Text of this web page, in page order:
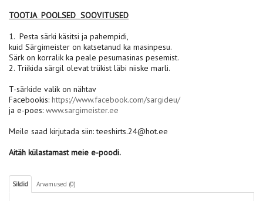
TOOTJA POOLSED SOOVITUSED
1. Pesta särki käsitsi ja pahempidi,
kuid Särgimeister on katsetanud ka masinpesu.
Särk on korralik ka peale pesumasinas pesemist.
2. Triikida särgil olevat trükist läbi niiske marli.
T-särkide valik on nähtav
Facebookis: https://www.facebook.com/sargideu/
ja e-poes: www.sargimeister.ee
Meile saad kirjutada siin: teeshirts.24@hot.ee
Aitäh külastamast meie e-poodi.
Sildid Arvamused (0)